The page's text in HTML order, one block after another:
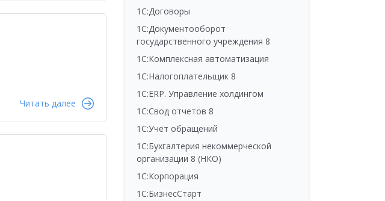
Читать далее
1С:Договоры
1С:Документооборот
государственного учреждения 8
1С:Комплексная автоматизация
1С:Налогоплательщик 8
1С:ERP. Управление холдингом
1С:Свод отчетов 8
1С:Учет обращений
1С:Бухгалтерия некоммерческой
организации 8 (НКО)
1С:Корпорация
1С:БизнесСтарт